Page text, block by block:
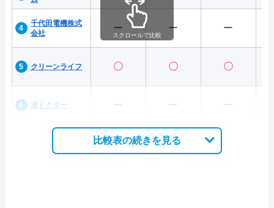
千代田電機株式
会社
ー ー ー
クリーンライフ 〇 〇 〇
湯ドクター ー ー ー
スクロールで比較
比較表の続きを見る